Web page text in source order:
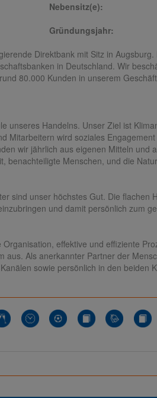
Nebensitz(e):
Gründungsjahr:
Direktbank mit Sitz in
in Deutschland. Wir
80.000 Kunden in unserem
unseres Handelns. Unser Ziel ist
Mitarbeitern wird soziales
wir jährlich aus eigenen Mitteln und
benachteiligte Menschen, und die
sind unser höchstes Gut. Die flachen
und damit persönlich zum
effektive und effiziente
aus. Als anerkannter Partner der
sowie persönlich in den beiden